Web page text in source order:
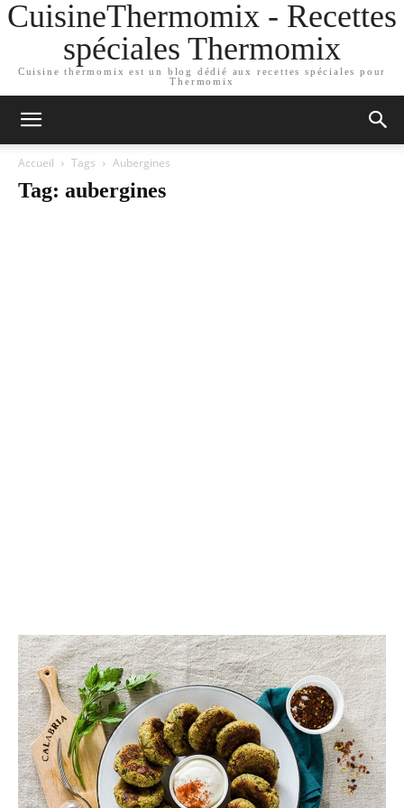
CuisineThermomix - Recettes
spéciales Thermomix
Cuisine thermomix est un blog dédié aux recettes spéciales pour
Thermomix
Accueil Tags Aubergines
Tag: aubergines